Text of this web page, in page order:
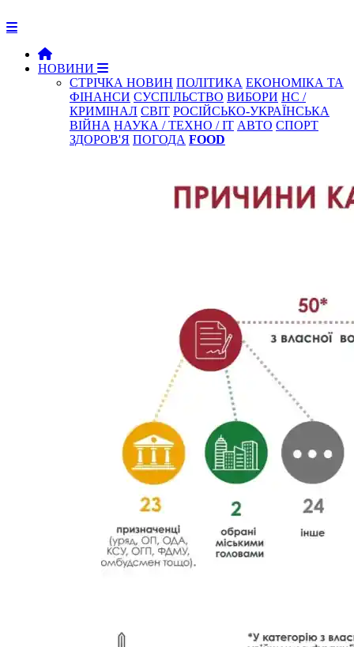
НОВИНИ
СТРІЧКА НОВИН ПОЛІТИКА ЕКОНОМІКА ТА
ФІНАНСИ СУСПІЛЬСТВО ВИБОРИ НС /
КРИМІНАЛ СВІТ РОСІЙСЬКО-УКРАЇНСЬКА
ВІЙНА НАУКА / ТЕХНО / IT АВТО СПОРТ
ЗДОРОВ'Я ПОГОДА FOOD